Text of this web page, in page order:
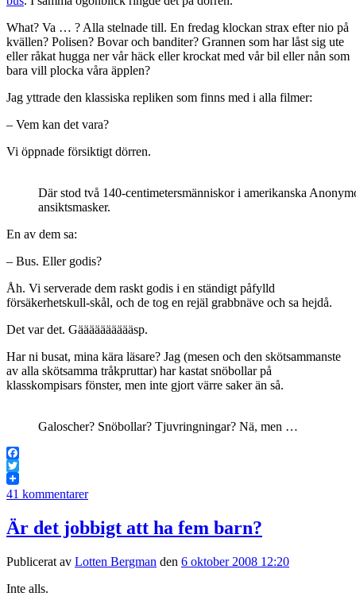
What? Va … ? Alla stelnade till. En fredag klockan strax efter nio på
kvällen? Polisen? Bovar och banditer? Grannen som har låst sig ute
eller råkat hugga ner vår häck eller krockat med vår bil eller nån som
bara vill plocka våra äpplen?
Jag yttrade den klassiska repliken som finns med i alla filmer:
– Vem kan det vara?
Vi öppnade försiktigt dörren.
Där stod två 140-centimetersmänniskor i amerikanska
ansiktsmasker.
En av dem sa:
– Bus. Eller godis?
Åh. Vi serverade dem raskt godis i en ständigt påfylld
försäkerhetskull-skål, och de tog en rejäl grabbnäve och sa hejdå.
Det var det. Gääääääääääsp.
Har ni busat, mina kära läsare? Jag (mesen och den skötsammanste
av alla skötsamma tråkpruttar) har kastat snöbollar på
klasskompisars fönster, men inte gjort värre saker än så.
Galoscher? Snöbollar? Tjuvringningar? Nä, men …
Facebook
Twitter
41 kommentarer
Är det jobbigt att ha fem barn?
Publicerat av Lotten Bergman den 6 oktober 2008 12:20
Inte alls.